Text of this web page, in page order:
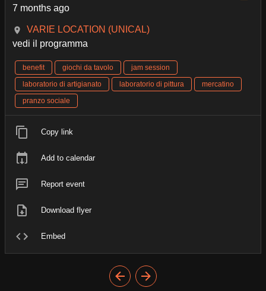
7 months ago
VARIE LOCATION (UNICAL)
vedi il programma
benefit giochi da tavolo
jam session
laboratorio di artigianato
laboratorio di pittura
mercatino
pranzo sociale
Copy link
Add to calendar
Report event
Download flyer
Embed